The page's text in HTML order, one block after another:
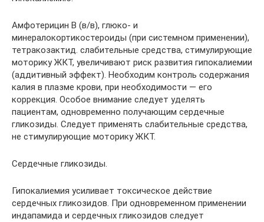
Амфотерицин В (в/в), глюко- и
минералокортикостероиды (при системном применении),
тетракозактид. слабительные средства, стимулирующие
моторику ЖКТ, увеличивают риск развития гипокалиемии
(аддитивный эффект). Необходим контроль содержания
калия в плазме крови, при необходимости — его
коррекция. Особое внимание следует уделять
пациентам, одновременно получающим сердечные
гликозиды. Следует применять слабительные средства,
не стимулирующие моторику ЖКТ.
Сердечные гликозиды.
Гипокалиемия усиливает токсическое действие
сердечных гликозидов. При одновременном применении
индапамида и сердечных гликозидов следует